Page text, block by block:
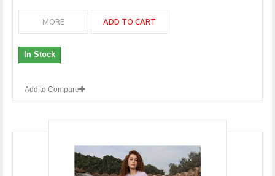
ADD TO CART
MORE
In Stock
Add to Compare